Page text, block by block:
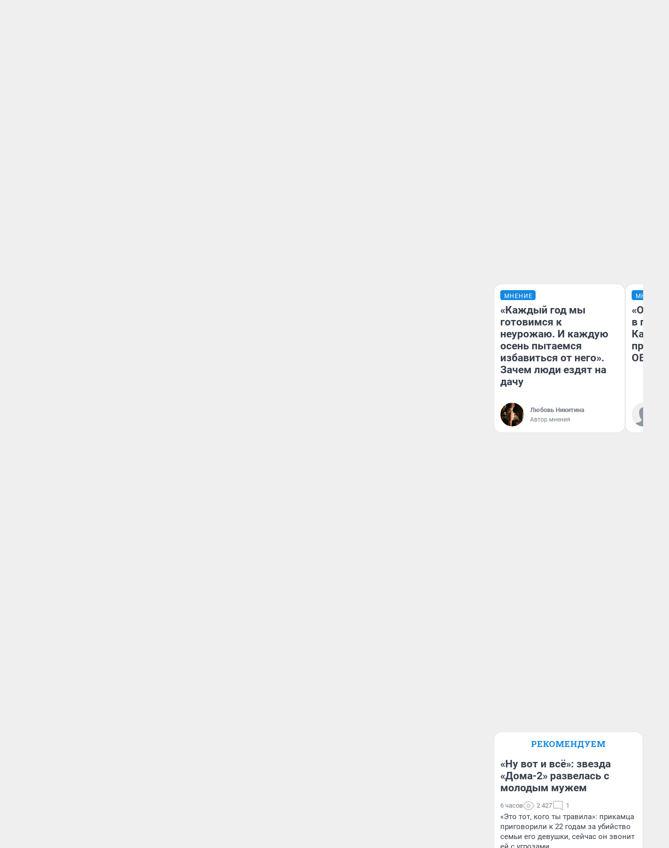
МНЕНИЕ
«Каждый год мы
готовимся к
неурожаю. И каждую
осень пытаемся
избавиться от него».
Зачем люди ездят на
дачу
Любовь Никитина
Автор мнения
МНЕНИЕ
в
Как в
ОВЗ
РЕКОМЕНДУЕМ
«Ну вот и всё»: звезда
«Дома-2» развелась с
молодым мужем
6 часов 2 427 1
«Это тот, кого ты травила»: прикамца
приговорили к 22 годам за убийство
семьи его девушки, сейчас он звонит